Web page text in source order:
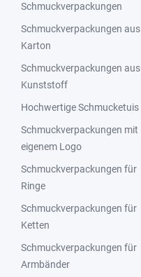
Schmuckverpackungen
Schmuckverpackungen aus
Karton
Schmuckverpackungen aus
Kunststoff
Hochwertige Schmucketuis
Schmuckverpackungen mit
eigenem Logo
Schmuckverpackungen für
Ringe
Schmuckverpackungen für
Ketten
Schmuckverpackungen für
Armbänder